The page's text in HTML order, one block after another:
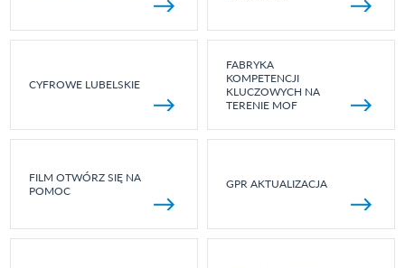
CYFROWE LUBELSKIE
FABRYKA
KOMPETENCJI
KLUCZOWYCH NA
TERENIE MOF
FILM OTWÓRZ SIĘ NA
POMOC
GPR AKTUALIZACJA